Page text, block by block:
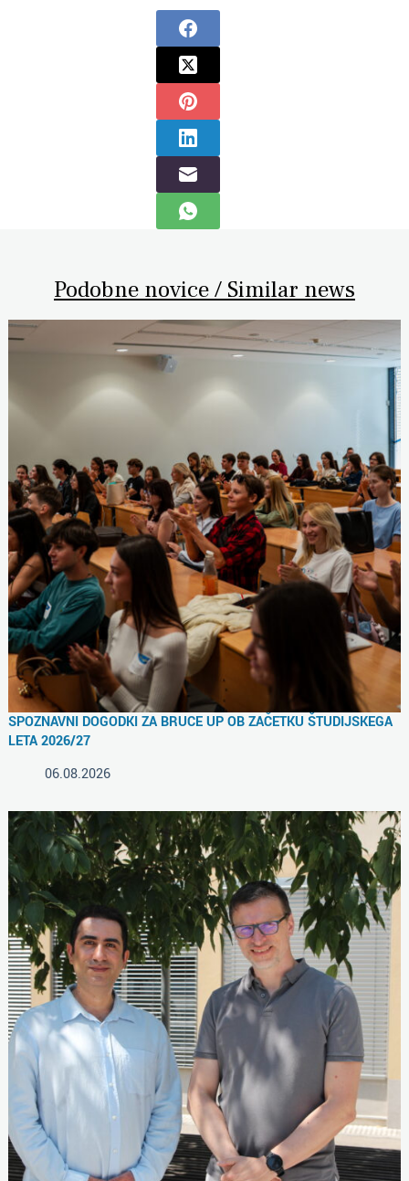
Podobne novice / Similar news
SPOZNAVNI DOGODKI ZA BRUCE UP OB ZAČETKU ŠTUDIJSKEGA
LETA 2026/27
06.08.2026